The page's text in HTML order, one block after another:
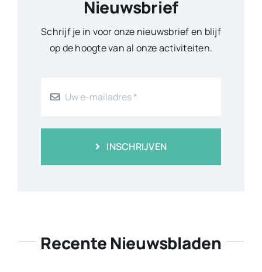
Nieuwsbrief
Schrijf je in voor onze nieuwsbrief en blijf
op de hoogte van al onze activiteiten.
INSCHRIJVEN
Recente Nieuwsbladen